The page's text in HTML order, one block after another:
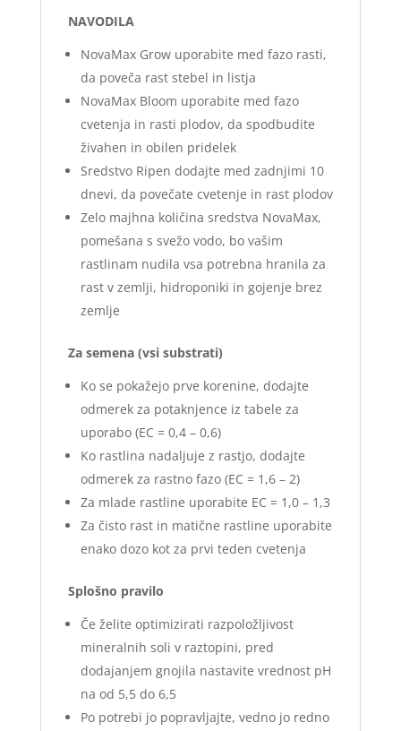
NAVODILA
NovaMax Grow uporabite med fazo rasti,
da poveča rast stebel in listja
NovaMax Bloom uporabite med fazo
cvetenja in rasti plodov, da spodbudite
živahen in obilen pridelek
Sredstvo Ripen dodajte med zadnjimi 10
dnevi, da povečate cvetenje in rast plodov
Zelo majhna količina sredstva NovaMax,
pomešana s svežo vodo, bo vašim
rastlinam nudila vsa potrebna hranila za
rast v zemlji, hidroponiki in gojenje brez
zemlje
Za semena (vsi substrati)
Ko se pokažejo prve korenine, dodajte
odmerek za potaknjence iz tabele za
uporabo (EC = 0,4 – 0,6)
Ko rastlina nadaljuje z rastjo, dodajte
odmerek za rastno fazo (EC = 1,6 – 2)
Za mlade rastline uporabite EC = 1,0 – 1,3
Za čisto rast in matične rastline uporabite
enako dozo kot za prvi teden cvetenja
Splošno pravilo
Če želite optimizirati razpoložljivost
mineralnih soli v raztopini, pred
dodajanjem gnojila nastavite vrednost pH
na od 5,5 do 6,5
Po potrebi jo popravljajte, vedno jo redno